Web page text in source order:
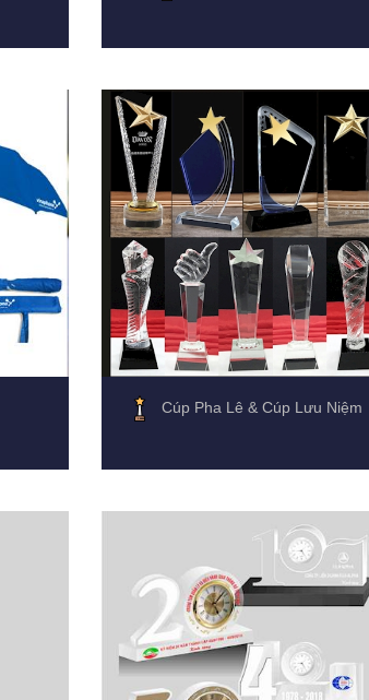
Cúp Pha Lê & Cúp Lưu Niệm